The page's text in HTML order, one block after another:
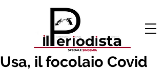
Usa, il focolaio Covid